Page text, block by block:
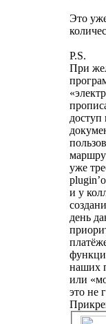
Это
P.S.
При
доступ
уже
и у
день
наших
или
это не